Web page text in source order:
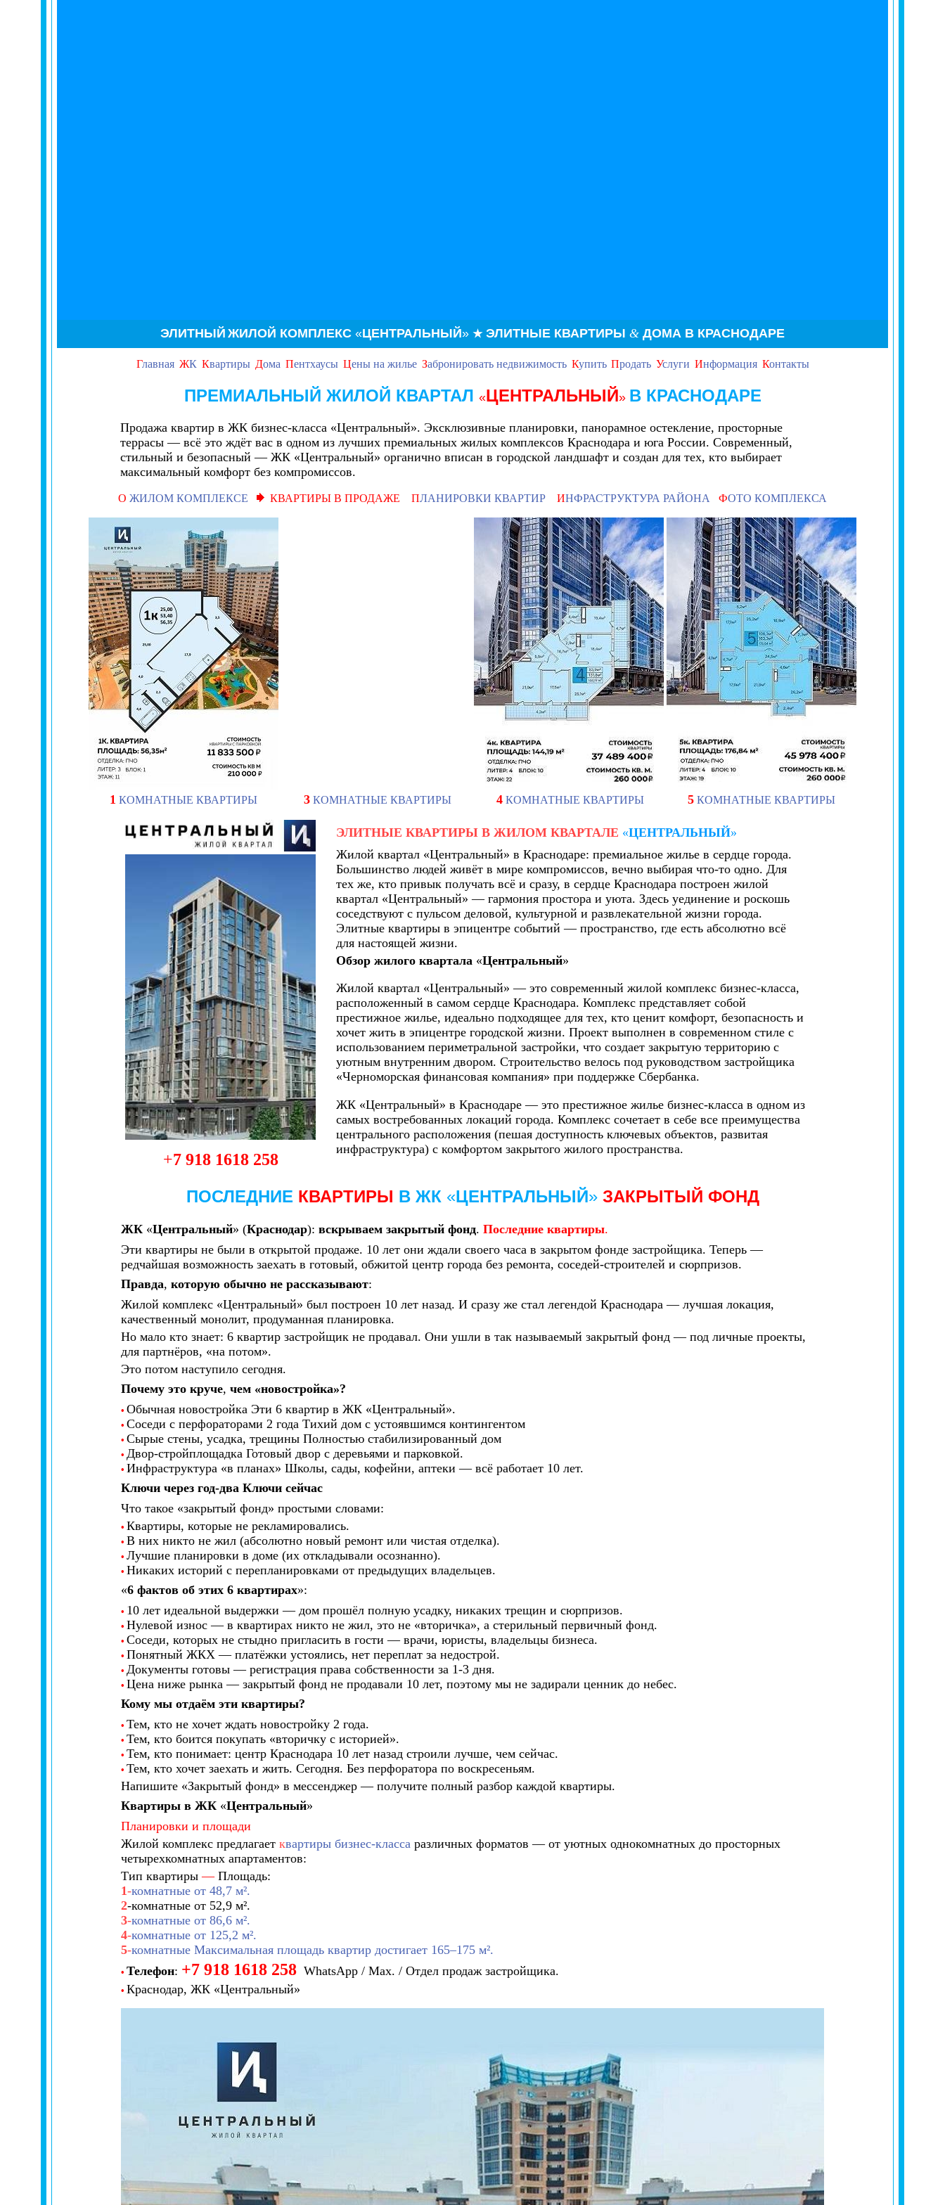
ЭЛИТНЫЙ ЖИЛОЙ КОМПЛЕКС «ЦЕНТРАЛЬНЫЙ» ★ ЭЛИТНЫЕ КВАРТИРЫ & ДОМА В КРАСНОДАРЕ
Главная ЖК Квартиры Дома Пентхаусы Цены на жилье Забронировать недвижимость Купить Продать Услуги Информация Контакты
ПРЕМИАЛЬНЫЙ ЖИЛОЙ КВАРТАЛ «ЦЕНТРАЛЬНЫЙ» В КРАСНОДАРЕ
Продажа квартир в ЖК бизнес-класса «Центральный». Эксклюзивные планировки, панорамное остекление, просторные
террасы — всё это ждёт вас в одном из лучших премиальных жилых комплексов Краснодара и юга России. Современный,
стильный и безопасный — ЖК «Центральный» органично вписан в городской ландшафт и создан для тех, кто выбирает
максимальный комфорт без компромиссов.
О ЖИЛОМ КОМПЛЕКСЕ КВАРТИРЫ В ПРОДАЖЕ ПЛАНИРОВКИ КВАРТИР ИНФРАСТРУКТУРА РАЙОНА ФОТО КОМПЛЕКСА
1 КОМНАТНЫЕ КВАРТИРЫ 3 КОМНАТНЫЕ КВАРТИРЫ 4 КОМНАТНЫЕ КВАРТИРЫ 5 КОМНАТНЫЕ КВАРТИРЫ
+7 918 1618 258
ЭЛИТНЫЕ КВАРТИРЫ В ЖИЛОМ КВАРТАЛЕ «ЦЕНТРАЛЬНЫЙ»
Жилой квартал «Центральный» в Краснодаре: премиальное жилье в сердце города.
Большинство людей живёт в мире компромиссов, вечно выбирая что-то одно. Для
тех же, кто привык получать всё и сразу, в сердце Краснодара построен жилой
квартал «Центральный» — гармония простора и уюта. Здесь уединение и роскошь
соседствуют с пульсом деловой, культурной и развлекательной жизни города.
Элитные квартиры в эпицентре событий — пространство, где есть абсолютно всё
для настоящей жизни.
Обзор жилого квартала «Центральный»
Жилой квартал «Центральный» — это современный жилой комплекс бизнес-класса,
расположенный в самом сердце Краснодара. Комплекс представляет собой
престижное жилье, идеально подходящее для тех, кто ценит комфорт, безопасность и
хочет жить в эпицентре городской жизни. Проект выполнен в современном стиле с
использованием периметральной застройки, что создает закрытую территорию с
уютным внутренним двором. Строительство велось под руководством застройщика
«Черноморская финансовая компания» при поддержке Сбербанка.
ЖК «Центральный» в Краснодаре — это престижное жилье бизнес-класса в одном из
самых востребованных локаций города. Комплекс сочетает в себе все преимущества
центрального расположения (пешая доступность ключевых объектов, развитая
инфраструктура) с комфортом закрытого жилого пространства.
ПОСЛЕДНИЕ КВАРТИРЫ В ЖК «ЦЕНТРАЛЬНЫЙ» ЗАКРЫТЫЙ ФОНД
ЖК «Центральный» (Краснодар): вскрываем закрытый фонд. Последние квартиры.
Эти квартиры не были в открытой продаже. 10 лет они ждали своего часа в закрытом фонде застройщика. Теперь —
редчайшая возможность заехать в готовый, обжитой центр города без ремонта, соседей-строителей и сюрпризов.
Правда, которую обычно не рассказывают:
Жилой комплекс «Центральный» был построен 10 лет назад. И сразу же стал легендой Краснодара — лучшая локация,
качественный монолит, продуманная планировка.
Но мало кто знает: 6 квартир застройщик не продавал. Они ушли в так называемый закрытый фонд — под личные проекты,
для партнёров, «на потом».
Это потом наступило сегодня.
Почему это круче, чем «новостройка»?
• Обычная новостройка Эти 6 квартир в ЖК «Центральный».
• Соседи с перфораторами 2 года Тихий дом с устоявшимся контингентом
• Сырые стены, усадка, трещины Полностью стабилизированный дом
• Двор-стройплощадка Готовый двор с деревьями и парковкой.
• Инфраструктура «в планах» Школы, сады, кофейни, аптеки — всё работает 10 лет.
Ключи через год-два Ключи сейчас
Что такое «закрытый фонд» простыми словами:
• Квартиры, которые не рекламировались.
• В них никто не жил (абсолютно новый ремонт или чистая отделка).
• Лучшие планировки в доме (их откладывали осознанно).
• Никаких историй с перепланировками от предыдущих владельцев.
«6 фактов об этих 6 квартирах»:
• 10 лет идеальной выдержки — дом прошёл полную усадку, никаких трещин и сюрпризов.
• Нулевой износ — в квартирах никто не жил, это не «вторичка», а стерильный первичный фонд.
• Соседи, которых не стыдно пригласить в гости — врачи, юристы, владельцы бизнеса.
• Понятный ЖКХ — платёжки устоялись, нет переплат за недострой.
• Документы готовы — регистрация права собственности за 1-3 дня.
• Цена ниже рынка — закрытый фонд не продавали 10 лет, поэтому мы не задирали ценник до небес.
Кому мы отдаём эти квартиры?
• Тем, кто не хочет ждать новостройку 2 года.
• Тем, кто боится покупать «вторичку с историей».
• Тем, кто понимает: центр Краснодара 10 лет назад строили лучше, чем сейчас.
• Тем, кто хочет заехать и жить. Сегодня. Без перфоратора по воскресеньям.
Напишите «Закрытый фонд» в мессенджер — получите полный разбор каждой квартиры.
Квартиры в ЖК «Центральный»
Планировки и площади
Жилой комплекс предлагает квартиры бизнес-класса различных форматов — от уютных однокомнатных до просторных
четырехкомнатных апартаментов:
Тип квартиры—Площадь:
1-комнатные от 48,7 м².
2-комнатные от 52,9 м².
3-комнатные от 86,6 м².
4-комнатные от 125,2 м².
5-комнатные Максимальная площадь квартир достигает 165–175 м².
• Телефон: +7 918 1618 258 WhatsApp / Мax. / Отдел продаж застройщика.
• Краснодар, ЖК «Центральный»